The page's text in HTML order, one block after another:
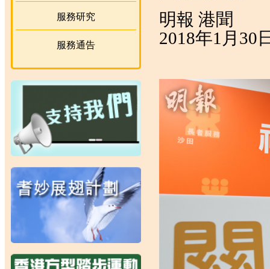
服務研究
服務通告
明報 港聞
2018年1月30